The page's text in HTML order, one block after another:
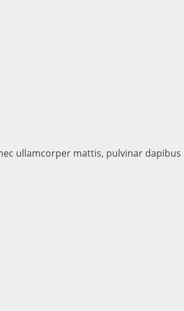
ullamcorper mattis, pulvinar dapibus